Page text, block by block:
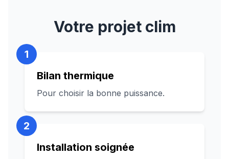
Votre projet clim
1
Bilan thermique
Pour choisir la bonne puissance.
2
Installation soignée